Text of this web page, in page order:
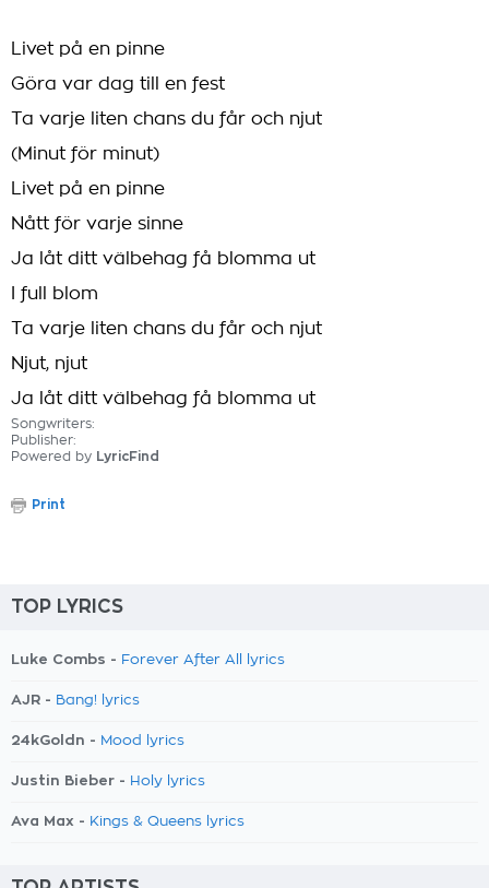
Livet på en pinne
Göra var dag till en fest
Ta varje liten chans du får och njut
(Minut för minut)
Livet på en pinne
Nått för varje sinne
Ja låt ditt välbehag få blomma ut
I full blom
Ta varje liten chans du får och njut
Njut, njut
Ja låt ditt välbehag få blomma ut
Songwriters:
Publisher:
Powered by LyricFind
Print
TOP LYRICS
Luke Combs - Forever After All lyrics
AJR - Bang! lyrics
24kGoldn - Mood lyrics
Justin Bieber - Holy lyrics
Ava Max - Kings & Queens lyrics